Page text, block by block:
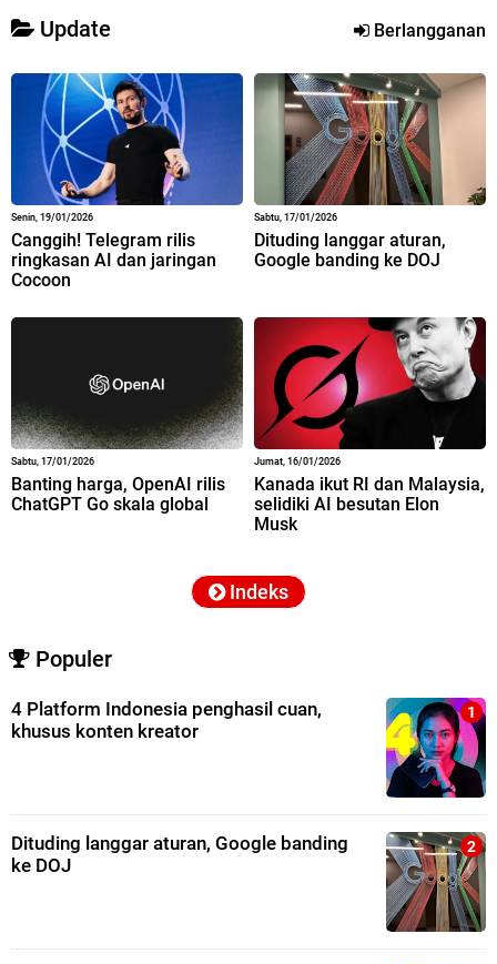
Update Berlangganan
Senin, 19/01/2026
Canggih! Telegram rilis
ringkasan AI dan jaringan
Cocoon
Sabtu, 17/01/2026
Dituding langgar aturan,
Google banding ke DOJ
Sabtu, 17/01/2026
Banting harga, OpenAI rilis
ChatGPT Go skala global
Jumat, 16/01/2026
Kanada ikut RI dan Malaysia,
selidiki AI besutan Elon
Musk
Indeks
Populer
4 Platform Indonesia penghasil cuan,
khusus konten kreator
Dituding langgar aturan, Google banding
ke DOJ